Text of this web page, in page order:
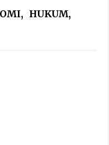
, HUKUM,